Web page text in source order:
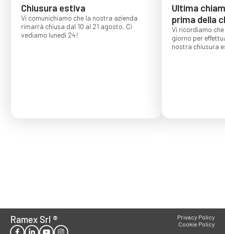
Chiusura estiva
Vi comunichiamo che la nostra azienda
rimarrà chiusa dal 10 al 21 agosto. Ci
vediamo lunedì 24!
Ultima
prima della
Vi ricordiamo
giorno per
nostra chiusura
Ramex Srl ®
Privacy Policy
Cookie Policy